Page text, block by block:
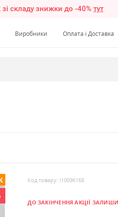
складу знижки до -40% тут
Виробники Оплата і Доставка
Код товару: l10096168
ДО ЗАКІНЧЕННЯ АКЦІЇ